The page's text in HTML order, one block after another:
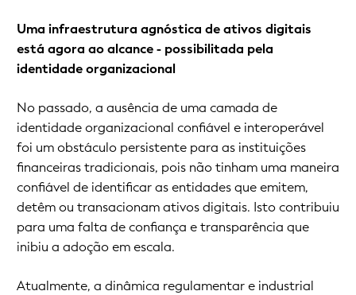
Uma infraestrutura agnóstica de ativos digitais
está agora ao alcance - possibilitada pela
identidade organizacional
No passado, a ausência de uma camada de
identidade organizacional confiável e interoperável
foi um obstáculo persistente para as instituições
financeiras tradicionais, pois não tinham uma maneira
confiável de identificar as entidades que emitem,
detêm ou transacionam ativos digitais. Isto contribuiu
para uma falta de confiança e transparência que
inibiu a adoção em escala.
Atualmente, a dinâmica regulamentar e industrial